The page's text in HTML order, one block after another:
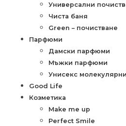
Универсални
Чиста баня
Green – почистване
Парфюми
Дамски парфюми
Мъжки парфюми
Унисекс
Good Life
Козметика
Make me up
Perfect Smile